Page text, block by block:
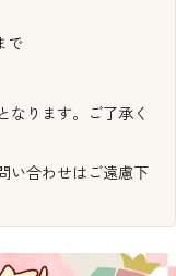
で
ります。ご了承く
い合わせはご遠慮下